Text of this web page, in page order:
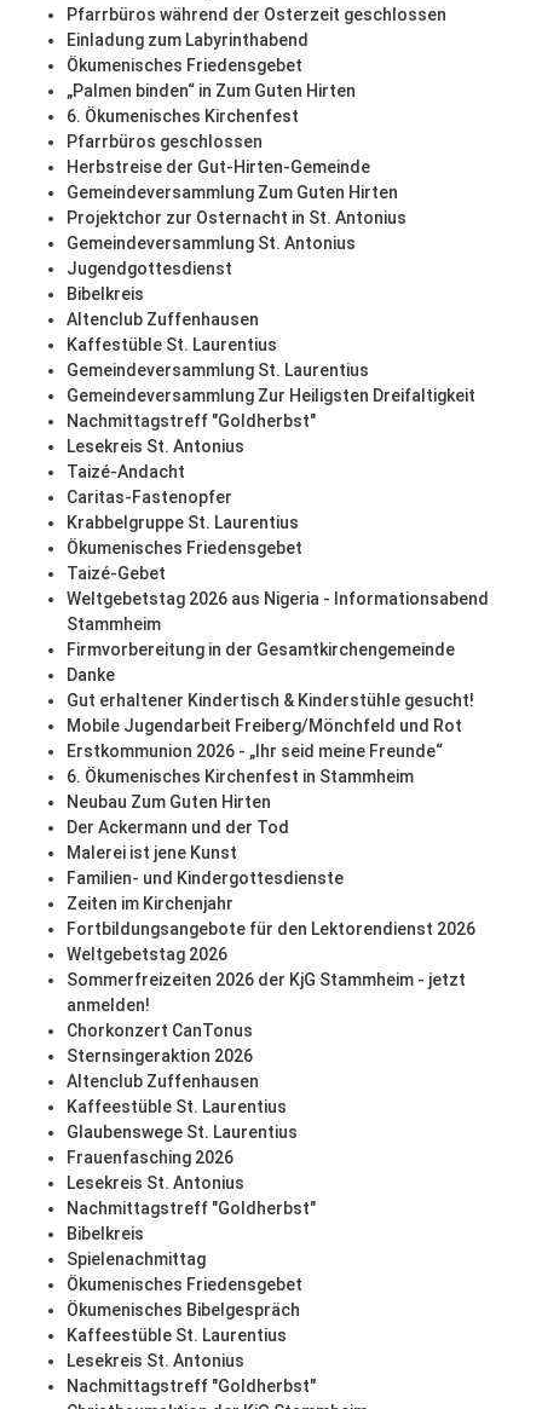
Pfarrbüros während der Osterzeit geschlossen
Einladung zum Labyrinthabend
Ökumenisches Friedensgebet
„Palmen binden“ in Zum Guten Hirten
6. Ökumenisches Kirchenfest
Pfarrbüros geschlossen
Herbstreise der Gut-Hirten-Gemeinde
Gemeindeversammlung Zum Guten Hirten
Projektchor zur Osternacht in St. Antonius
Gemeindeversammlung St. Antonius
Jugendgottesdienst
Bibelkreis
Altenclub Zuffenhausen
Kaffestüble St. Laurentius
Gemeindeversammlung St. Laurentius
Gemeindeversammlung Zur Heiligsten Dreifaltigkeit
Nachmittagstreff "Goldherbst"
Lesekreis St. Antonius
Taizé-Andacht
Caritas-Fastenopfer
Krabbelgruppe St. Laurentius
Ökumenisches Friedensgebet
Taizé-Gebet
Weltgebetstag 2026 aus Nigeria - Informationsabend
Stammheim
Firmvorbereitung in der Gesamtkirchengemeinde
Danke
Gut erhaltener Kindertisch & Kinderstühle gesucht!
Mobile Jugendarbeit Freiberg/Mönchfeld und Rot
Erstkommunion 2026 - „Ihr seid meine Freunde“
6. Ökumenisches Kirchenfest in Stammheim
Neubau Zum Guten Hirten
Der Ackermann und der Tod
Malerei ist jene Kunst
Familien- und Kindergottesdienste
Zeiten im Kirchenjahr
Fortbildungsangebote für den Lektorendienst 2026
Weltgebetstag 2026
Sommerfreizeiten 2026 der KjG Stammheim - jetzt
anmelden!
Chorkonzert CanTonus
Sternsingeraktion 2026
Altenclub Zuffenhausen
Kaffeestüble St. Laurentius
Glaubenswege St. Laurentius
Frauenfasching 2026
Lesekreis St. Antonius
Nachmittagstreff "Goldherbst"
Bibelkreis
Spielenachmittag
Ökumenisches Friedensgebet
Ökumenisches Bibelgespräch
Kaffeestüble St. Laurentius
Lesekreis St. Antonius
Nachmittagstreff "Goldherbst"